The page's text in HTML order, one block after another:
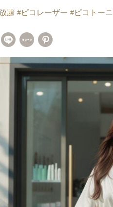
題 ピコレーザー ピコトー